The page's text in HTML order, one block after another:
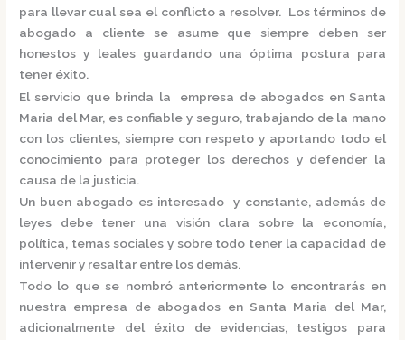
para llevar cual sea el conflicto a resolver. Los términos de
abogado a cliente se asume que siempre deben ser
honestos y leales guardando una óptima postura para
tener éxito.
El servicio que brinda la empresa de abogados en Santa
Maria del Mar, es confiable y seguro, trabajando de la mano
con los clientes, siempre con respeto y aportando todo el
conocimiento para proteger los derechos y defender la
causa de la justicia.
Un buen abogado es interesado y constante, además de
leyes debe tener una visión clara sobre la economía,
política, temas sociales y sobre todo tener la capacidad de
intervenir y resaltar entre los demás.
Todo lo que se nombró anteriormente lo encontrarás en
nuestra empresa de abogados en Santa Maria del Mar,
adicionalmente del éxito de evidencias, testigos para